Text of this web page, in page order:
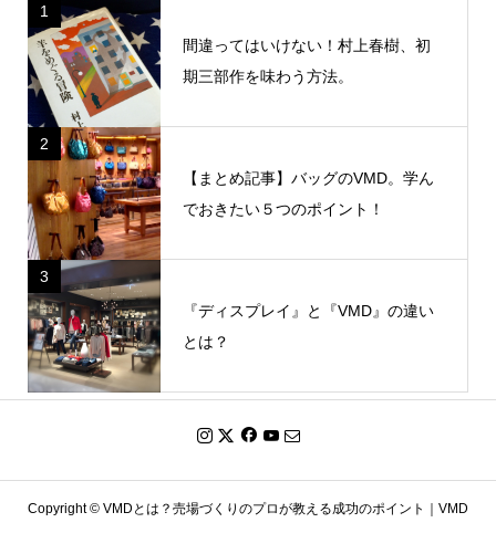
1
間違ってはいけない！村上春樹、初
期三部作を味わう方法。
2
【まとめ記事】バッグのVMD。学ん
でおきたい５つのポイント！
3
『ディスプレイ』と『VMD』の違い
とは？
Copyright © VMDとは？売場づくりのプロが教える成功のポイント｜VMD